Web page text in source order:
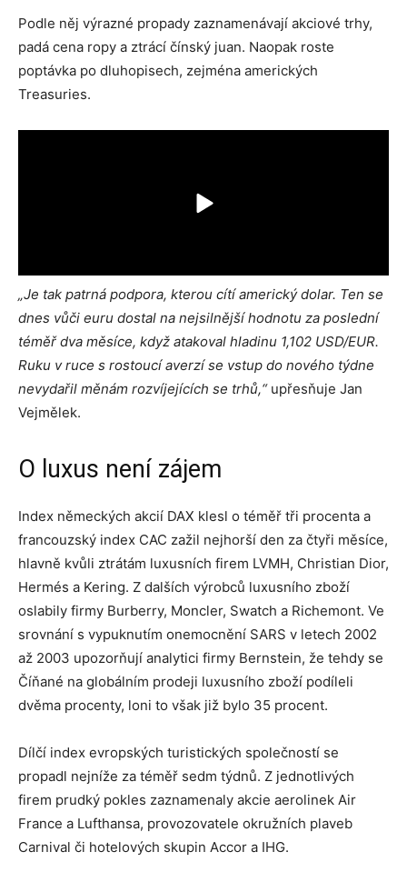
Podle něj výrazné propady zaznamenávají akciové trhy,
padá cena ropy a ztrácí čínský juan. Naopak roste
poptávka po dluhopisech, zejména amerických
Treasuries.
„Je tak patrná podpora, kterou cítí americký dolar. Ten se
dnes vůči euru dostal na nejsilnější hodnotu za poslední
téměř dva měsíce, když atakoval hladinu 1,102 USD/EUR.
Ruku v ruce s rostoucí averzí se vstup do nového týdne
nevydařil měnám rozvíjejících se trhů,“ upřesňuje Jan
Vejmělek.
O luxus není zájem
Index německých akcií DAX klesl o téměř tři procenta a
francouzský index CAC zažil nejhorší den za čtyři měsíce,
hlavně kvůli ztrátám luxusních firem LVMH, Christian Dior,
Hermés a Kering. Z dalších výrobců luxusního zboží
oslabily firmy Burberry, Moncler, Swatch a Richemont. Ve
srovnání s vypuknutím onemocnění SARS v letech 2002
až 2003 upozorňují analytici firmy Bernstein, že tehdy se
Číňané na globálním prodeji luxusního zboží podíleli
dvěma procenty, loni to však již bylo 35 procent.
Dílčí index evropských turistických společností se
propadl nejníže za téměř sedm týdnů. Z jednotlivých
firem prudký pokles zaznamenaly akcie aerolinek Air
France a Lufthansa, provozovatele okružních plaveb
Carnival či hotelových skupin Accor a IHG.